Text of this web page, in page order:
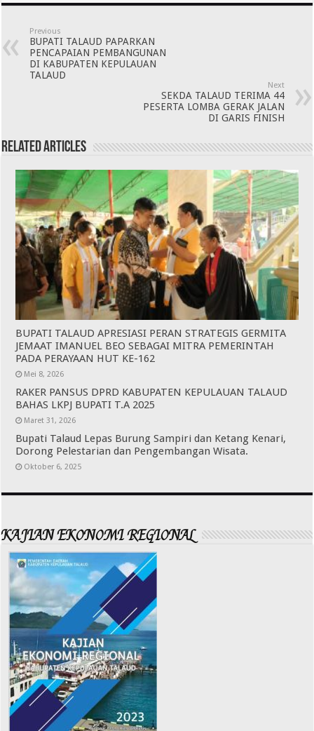
Previous
BUPATI TALAUD PAPARKAN
PENCAPAIAN PEMBANGUNAN
DI KABUPATEN KEPULAUAN
TALAUD
Next
SEKDA TALAUD TERIMA 44
PESERTA LOMBA GERAK JALAN
DI GARIS FINISH
Related Articles
BUPATI TALAUD APRESIASI PERAN STRATEGIS GERMITA
JEMAAT IMANUEL BEO SEBAGAI MITRA PEMERINTAH
PADA PERAYAAN HUT KE-162
Mei 8, 2026
RAKER PANSUS DPRD KABUPATEN KEPULAUAN TALAUD
BAHAS LKPJ BUPATI T.A 2025
Maret 31, 2026
Bupati Talaud Lepas Burung Sampiri dan Ketang Kenari,
Dorong Pelestarian dan Pengembangan Wisata.
Oktober 6, 2025
KAJIAN EKONOMI REGIONAL